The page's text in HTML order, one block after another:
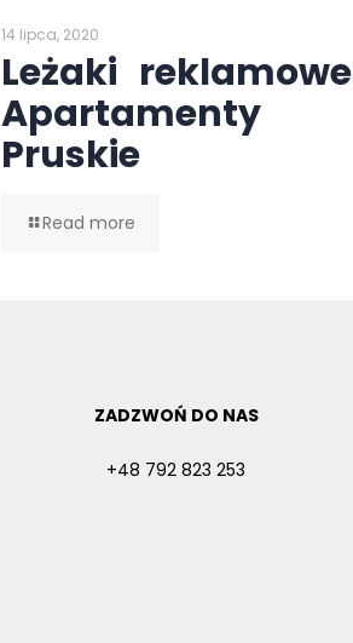
14 lipca, 2020
Leżaki reklamowe
Apartamenty
Pruskie
Read more
ZADZWOŃ DO NAS
+48 792 823 253